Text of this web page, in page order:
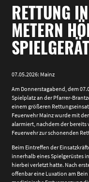
RETTUNG
METERN
07.05.2026: Mainz
Am Donnerstagabend, dem
Spielplatz an der Pfarrer-
einem größeren
Feuerwehr Mainz wurde mit
alarmiert, nachdem der
Feuerwehr zur schonenden
Beim Eintreffen der
innerhalb eines Spielgerüstes
hierbei verletzt hatte. Nach
offenbar eine Luxation am